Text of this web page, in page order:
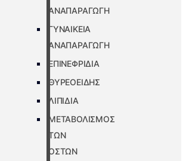
ΑΝΑΠΑΡΑΓΩΓΗ
ΓΥΝΑΙΚΕΙΑ
ΑΝΑΠΑΡΑΓΩΓΗ
ΕΠΙΝΕΦΡΙΔΙΑ
ΘΥΡΕΟΕΙΔΗΣ
ΛΙΠΙΔΙΑ
ΜΕΤΑΒΟΛΙΣΜΟΣ
ΤΩΝ
ΟΣΤΩΝ